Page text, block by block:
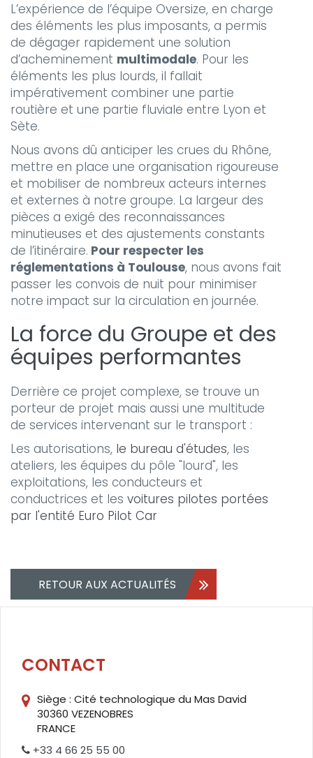
L’expérience de l’équipe Oversize, en charge
des éléments les plus imposants, a permis
de dégager rapidement une solution
d’acheminement multimodale. Pour les
éléments les plus lourds, il fallait
impérativement combiner une partie
routière et une partie fluviale entre Lyon et
Sète.
Nous avons dû anticiper les crues du Rhône,
mettre en place une organisation rigoureuse
et mobiliser de nombreux acteurs internes
et externes à notre groupe. La largeur des
pièces a exigé des reconnaissances
minutieuses et des ajustements constants
de l’itinéraire. Pour respecter les
réglementations à Toulouse, nous avons fait
passer les convois de nuit pour minimiser
notre impact sur la circulation en journée.
La force du Groupe et des
équipes performantes
Derrière ce projet complexe, se trouve un
porteur de projet mais aussi une multitude
de services intervenant sur le transport :
Les autorisations, le bureau d'études, les
ateliers, les équipes du pôle "lourd", les
exploitations, les conducteurs et
conductrices et les voitures pilotes portées
par l'entité Euro Pilot Car
RETOUR AUX ACTUALITÉS
CONTACT
Siège : Cité technologique du Mas David
30360 VEZENOBRES
FRANCE
+33 4 66 25 55 00